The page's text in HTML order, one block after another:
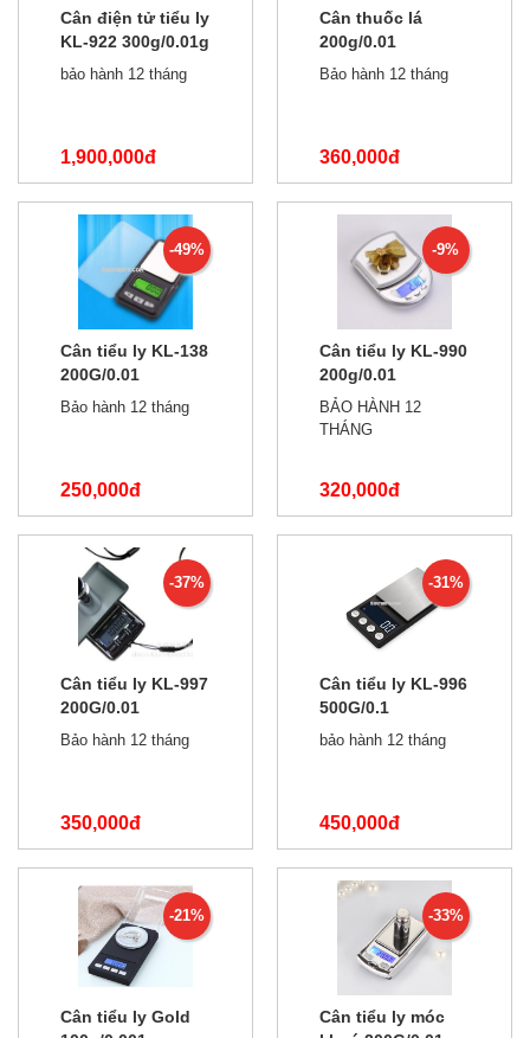
Cân điện tử tiểu ly
KL-922 300g/0.01g
bảo hành 12 tháng
1,900,000đ
2,500,000đ
Cân thuốc lá
200g/0.01
Bảo hành 12 tháng
360,000đ
500,000đ
-49%
Cân tiểu ly KL-138
200G/0.01
Bảo hành 12 tháng
250,000đ
490,000đ
-9%
Cân tiểu ly KL-990
200g/0.01
BẢO HÀNH 12
THÁNG
320,000đ
350,000đ
-37%
Cân tiểu ly KL-997
200G/0.01
Bảo hành 12 tháng
350,000đ
550,000đ
-31%
Cân tiểu ly KL-996
500G/0.1
bảo hành 12 tháng
450,000đ
650,000đ
-21%
Cân tiểu ly Gold
-33%
Cân tiểu ly móc